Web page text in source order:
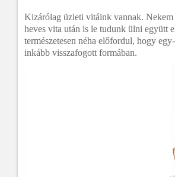
Kizárólag üzleti vitáink vannak.
heves vita után is le tudunk ülni együtt
természetesen néha előfordul, hogy
inkább visszafogott formában.